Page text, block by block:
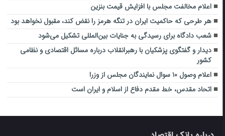
اعلام مخالفت مجلس با افزایش قیمت بنزین
هر طرحی که حاکمیت ایران در تنگه هرمز را نقض کند، مقبول نخواهد بود
شعب دادگاه برای رسیدگی به جنایات بین‌المللی تشکیل می‌شود
دیدار و گفتگوی پزشکیان با رهبرانقلاب درباره مسائل اقتصادی و نظامی
کشور
اعلام وصول ۱۰ سوال نمایندگان مجلس از وزرا
اتحاد مقدس، خط مقدم دفاع از اسلام و ایران است